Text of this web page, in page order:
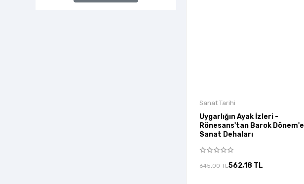
İdeal Kültür Yayıncılık
Sanat Tarihi
Uygarlığın Ayak İzleri -
Rönesans'tan Barok Dönem'e
Sanat Dehaları
645,00 TL562,18 TL